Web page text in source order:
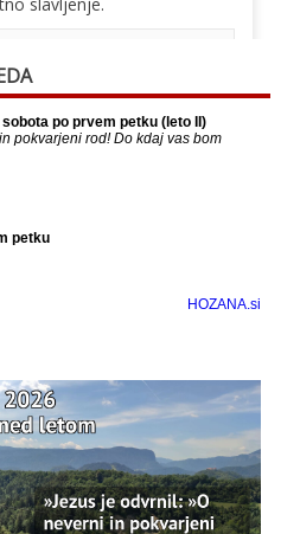
slavljenje.
usually because the
with a small group of
can see it or it's been
Usmiljenja
Usmiljenja updated their